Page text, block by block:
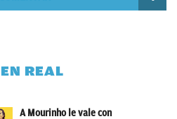
REAL
A Mourinho le vale con